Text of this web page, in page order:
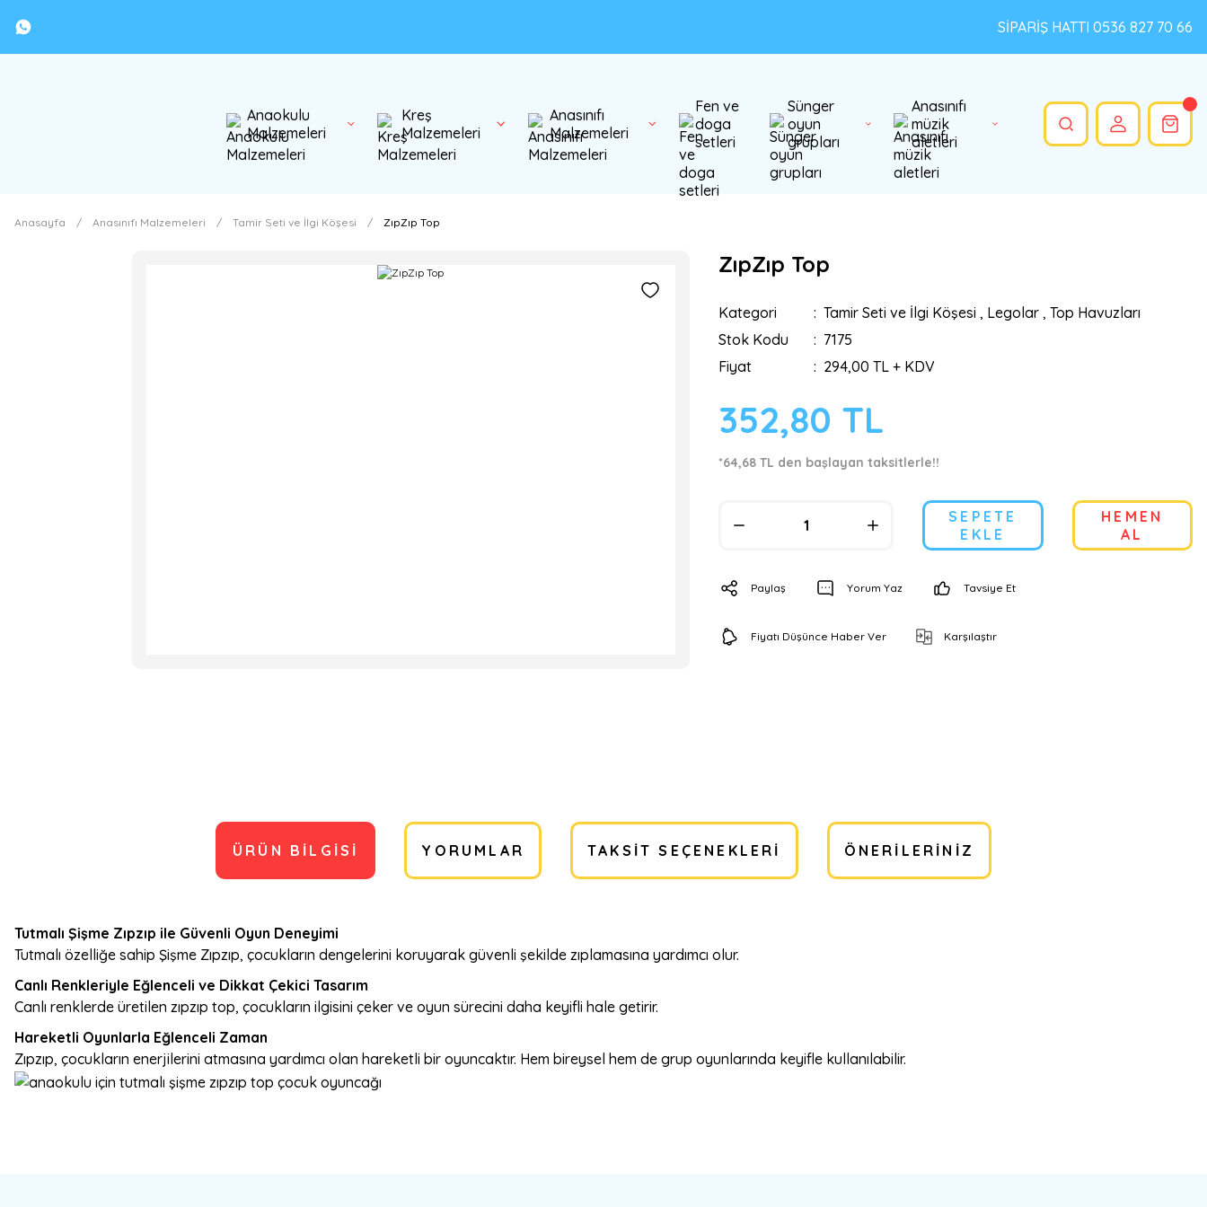
SİPARİŞ HATTI 0536 827 70 66
Anaokulu
Malzemeleri
Kreş
Malzemeleri
Anasınıfı
Malzemeleri
Fen ve
doga
setleri
Sünger
oyun
grupları
Anasınıfı
müzik
aletleri
Anasayfa Anasınıfı Malzemeleri Tamir Seti ve İlgi Köşesi ZıpZıp Top
ZıpZıp Top
Kategori Tamir Seti ve İlgi Köşesi , Legolar , Top Havuzları
Stok Kodu
7175
Fiyat
294,00 TL + KDV
352,80 TL
*64,68 TL den başlayan taksitlerle!!
SEPETE
EKLE
HEMEN
AL
Paylaş Yorum Yaz Tavsiye Et
Fiyatı Düşünce Haber Ver Karşılaştır
ÜRÜN BILGISI YORUMLAR TAKSIT SEÇENEKLERI ÖNERILERINIZ
Tutmalı Şişme Zıpzıp ile Güvenli Oyun Deneyimi
Tutmalı özelliğe sahip Şişme Zıpzıp, çocukların dengelerini koruyarak güvenli şekilde zıplamasına yardımcı olur.
Canlı Renkleriyle Eğlenceli ve Dikkat Çekici Tasarım
Canlı renklerde üretilen zıpzıp top, çocukların ilgisini çeker ve oyun sürecini daha keyifli hale getirir.
Hareketli Oyunlarla Eğlenceli Zaman
Zıpzıp, çocukların enerjilerini atmasına yardımcı olan hareketli bir oyuncaktır. Hem bireysel hem de grup oyunlarında keyifle kullanılabilir.